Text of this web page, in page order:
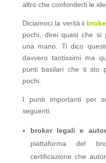
altro che confonderti le
Diciamoci la verità i
pochi, direi quasi che si
una mano. Ti dico
davvero tantissimi ma
punti basilari che ti sto
pochi.
I punti importanti per
seguenti:
broker legali e
piattaforma del
certificazione che